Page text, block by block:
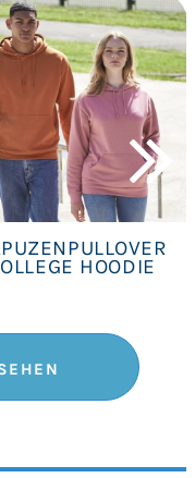
HOODIE